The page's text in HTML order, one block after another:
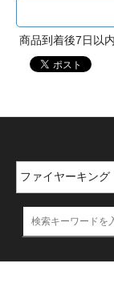
商品到着後7日以